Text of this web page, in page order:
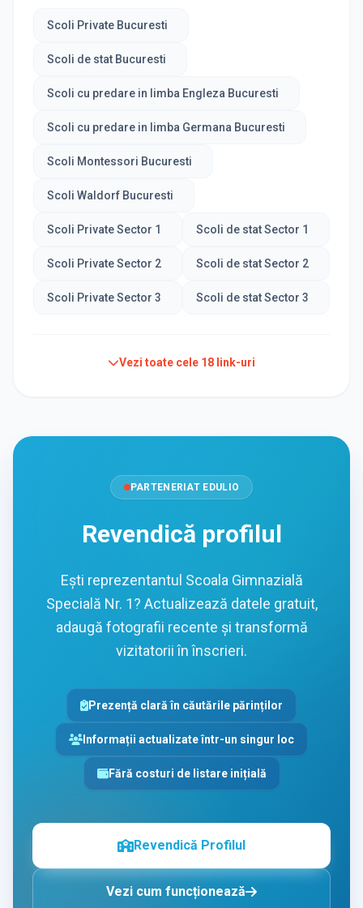
Scoli Private Bucuresti
Scoli de stat Bucuresti
Scoli cu predare in limba Engleza Bucuresti
Scoli cu predare in limba Germana Bucuresti
Scoli Montessori Bucuresti
Scoli Waldorf Bucuresti
Scoli Private Sector 1 Scoli de stat Sector 1
Scoli Private Sector 2 Scoli de stat Sector 2
Scoli Private Sector 3 Scoli de stat Sector 3
Vezi toate cele 18 link-uri
PARTENERIAT EDULIO
Revendică profilul
Ești reprezentantul Scoala Gimnazială
Specială Nr. 1? Actualizează datele gratuit,
adaugă fotografii recente și transformă
vizitatorii în înscrieri.
Prezență clară în căutările părinților
Informații actualizate într-un singur loc
Fără costuri de listare inițială
Revendică Profilul
Vezi cum funcționează